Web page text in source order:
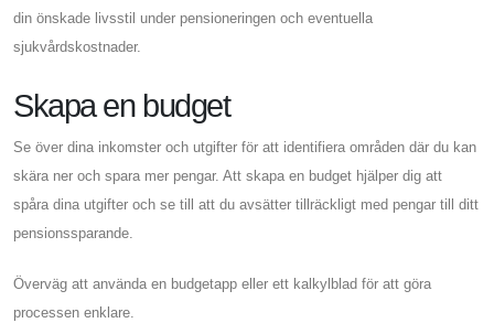
din önskade livsstil under pensioneringen och eventuella
sjukvårdskostnader.
Skapa en budget
Se över dina inkomster och utgifter för att identifiera områden där du kan
skära ner och spara mer pengar. Att skapa en budget hjälper dig att
spåra dina utgifter och se till att du avsätter tillräckligt med pengar till ditt
pensionssparande.
Överväg att använda en budgetapp eller ett kalkylblad för att göra
processen enklare.